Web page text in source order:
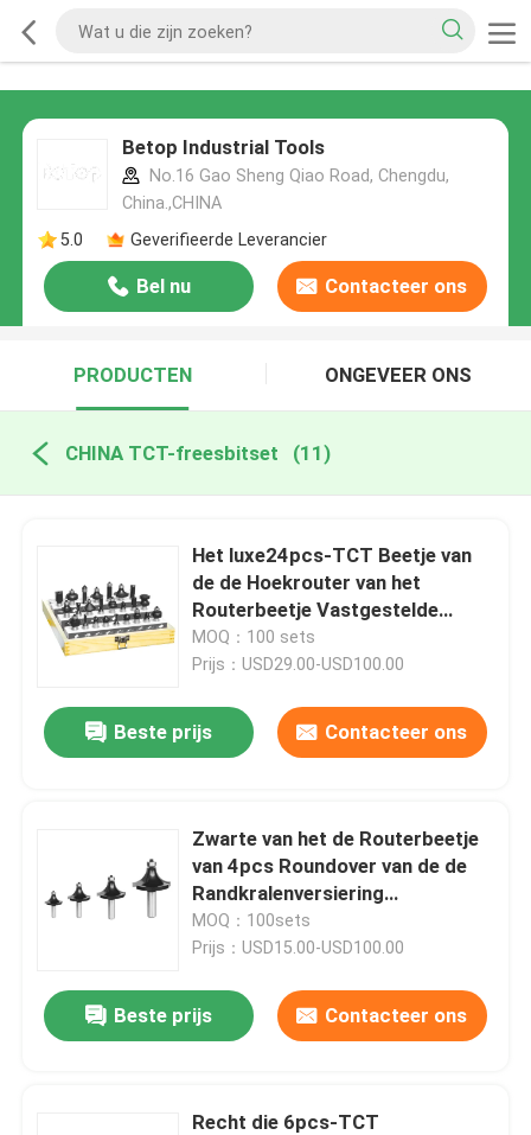
Betop Industrial Tools
No.16 Gao Sheng Qiao Road, Chengdu,
China.,CHINA
5.0
Geverifieerde Leverancier
Bel nu Contacteer ons
PRODUCTEN ONGEVEER ONS
CHINA TCT-freesbitset (11)
Het luxe24pcs-TCT Beetje van
de de Hoekrouter van het
Routerbeetje Vastgestelde
Houtbewerking Rond gemaakte
MOQ：100 sets
Prijs：USD29.00-USD100.00
Beste prijs Contacteer ons
Zwarte van het de Routerbeetje
van 4pcs Roundover van de de
Randkralenversiering
Vastgestelde de Routerbeetjes
8mm Steel
MOQ：100sets
Prijs：USD15.00-USD100.00
Beste prijs Contacteer ons
Recht die 6pcs-TCT